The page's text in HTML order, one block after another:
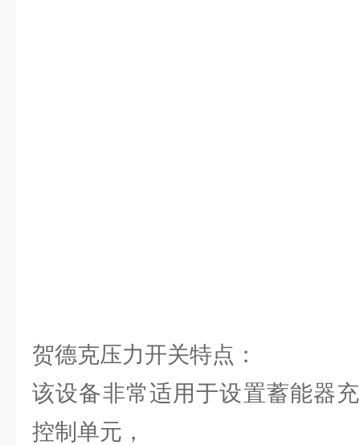
贺德克压力开关特点：
该设备非常适用于设置蓄能器
控制单元，